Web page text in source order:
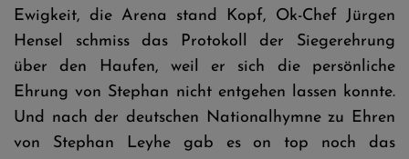
Ewigkeit, die Arena stand Kopf, Ok-Chef Jürgen
Hensel schmiss das Protokoll der Siegerehrung
über den Haufen, weil er sich die persönliche
Ehrung von Stephan nicht entgehen lassen konnte.
Und nach der deutschen Nationalhymne zu Ehren
von Stephan Leyhe gab es on top noch das